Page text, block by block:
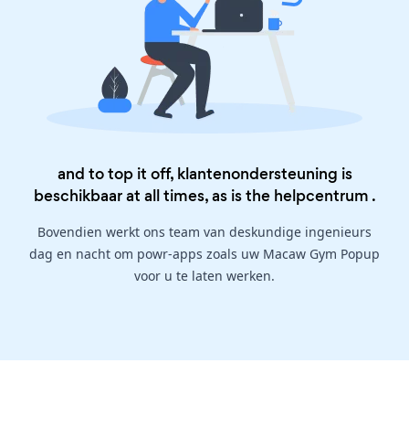
and to top it off, klantenondersteuning is
beschikbaar at all times, as is the helpcentrum .
Bovendien werkt ons team van deskundige ingenieurs
dag en nacht om powr-apps zoals uw Macaw Gym Popup
voor u te laten werken.